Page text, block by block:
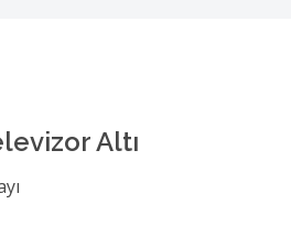
Altı